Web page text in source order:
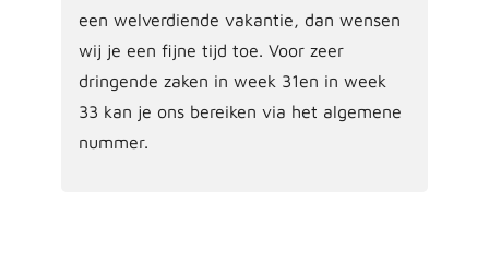
een welverdiende vakantie, dan wensen
wij je een fijne tijd toe. Voor zeer
dringende zaken in week 31en in week
33 kan je ons bereiken via het algemene
nummer.